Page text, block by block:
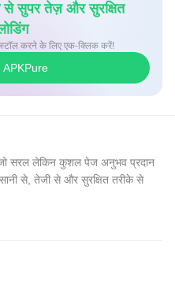
सुपर तेज़ और सुरक्षित
APK फ़ाइलें इंस्टॉल करने के लिए एक-क्लिक करें!
APKPure
सरल लेकिन कुशल पेज अनुभव प्रदान
से, तेजी से और सुरक्षित तरीके से